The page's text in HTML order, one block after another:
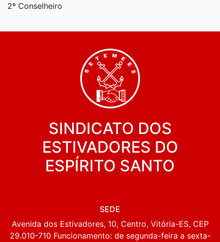
2º Conselheiro
SINDICATO DOS
ESTIVADORES DO
ESPÍRITO SANTO
SEDE
Avenida dos Estivadores, 10, Centro, Vitória-ES, CEP
29.010-710 Funcionamento: de segunda-feira a sexta-